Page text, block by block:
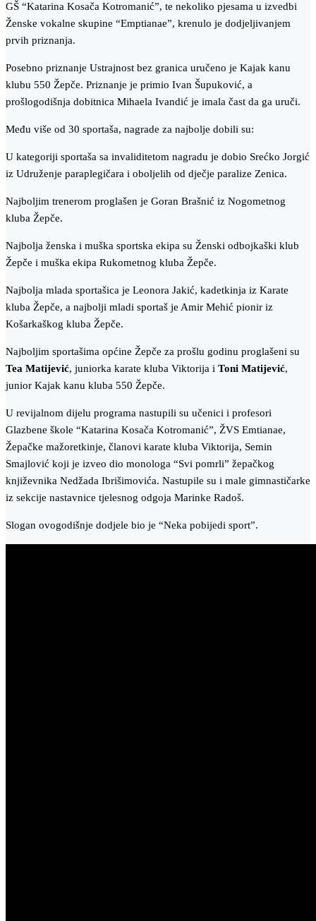
GŠ “Katarina Kosača Kotromanić”, te nekoliko pjesama u izvedbi
Ženske vokalne skupine “Emptianae”, krenulo je dodjeljivanjem
prvih priznanja.
Posebno priznanje Ustrajnost bez granica uručeno je Kajak kanu
klubu 550 Žepče. Priznanje je primio Ivan Šupuković, a
prošlogodišnja dobitnica Mihaela Ivandić je imala čast da ga uruči.
Među više od 30 sportaša, nagrade za najbolje dobili su:
U kategoriji sportaša sa invaliditetom nagradu je dobio Srećko Jorgić
iz Udruženje paraplegičara i oboljelih od dječje paralize Zenica.
Najboljim trenerom proglašen je Goran Brašnić iz Nogometnog
kluba Žepče.
Najbolja ženska i muška sportska ekipa su Ženski odbojkaški klub
Žepče i muška ekipa Rukometnog kluba Žepče.
Najbolja mlada sportašica je Leonora Jakić, kadetkinja iz Karate
kluba Žepče, a najbolji mladi sportaš je Amir Mehić pionir iz
Košarkaškog kluba Žepče.
Najboljim sportašima općine Žepče za prošlu godinu proglašeni su
Tea Matijević, juniorka karate kluba Viktorija i Toni Matijević,
junior Kajak kanu kluba 550 Žepče.
U revijalnom dijelu programa nastupili su učenici i profesori
Glazbene škole “Katarina Kosača Kotromanić”, ŽVS Emtianae,
Žepačke mažoretkinje, članovi karate kluba Viktorija, Semin
Smajlović koji je izveo dio monologa “Svi pomrli” žepačkog
književnika Nedžada Ibrišimovića. Nastupile su i male gimnastičarke
iz sekcije nastavnice tjelesnog odgoja Marinke Radoš.
Slogan ovogodišnje dodjele bio je “Neka pobijedi sport”.